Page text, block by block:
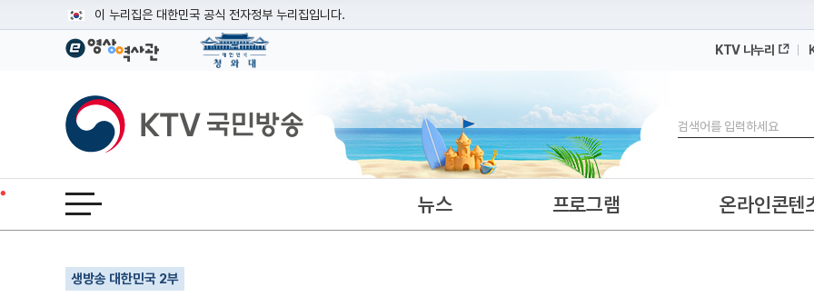
이 누리집은 대한민국 공식 전자정부 누리집입니다.
공식 누리집 주소 확인하기
이밖에 or.kr 또는 .kr등 다른 도메인 주소를 사용하고 있다면 아래 URL에서 도메인 주소를 확인해 보세요
운영중인 공식 누리집보기
KTV 나누리
KTV국민방송
검색
전체메뉴 열기 뉴스 프로그램 온라인콘텐
생방송 대한민국 2부
기사인쇄
글자확대
글자축소